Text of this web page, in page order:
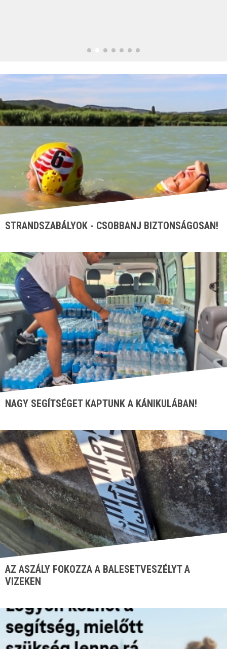
STRANDSZABÁLYOK - CSOBBANJ BIZTONSÁGOSAN!
NAGY SEGÍTSÉGET KAPTUNK A KÁNIKULÁBAN!
AZ ASZÁLY FOKOZZA A BALESETVESZÉLYT A
VIZEKEN